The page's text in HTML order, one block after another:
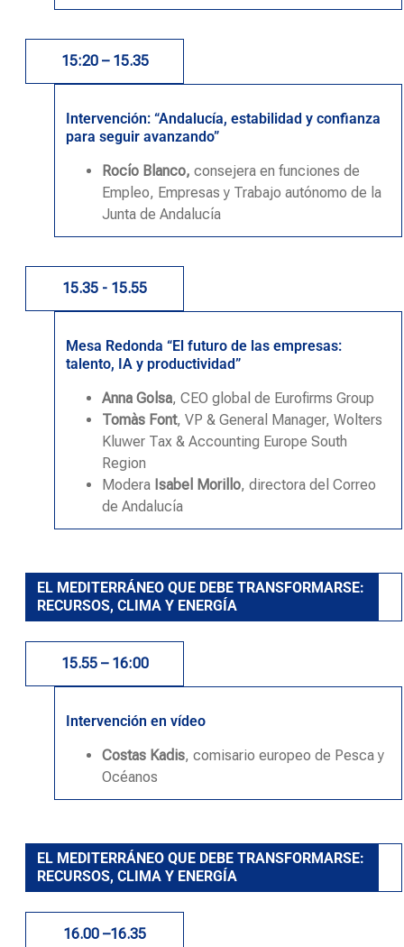
15:20 – 15.35
Intervención: “Andalucía, estabilidad y confianza
para seguir avanzando”
Rocío Blanco, consejera en funciones de
Empleo, Empresas y Trabajo autónomo de la
Junta de Andalucía
15.35 - 15.55
Mesa Redonda “El futuro de las empresas:
talento, IA y productividad”
Anna Golsa, CEO global de Eurofirms Group
Tomàs Font, VP & General Manager, Wolters
Kluwer Tax & Accounting Europe South
Region
Modera Isabel Morillo, directora del Correo
de Andalucía
EL MEDITERRÁNEO QUE DEBE TRANSFORMARSE:
RECURSOS, CLIMA Y ENERGÍA
15.55 – 16:00
Intervención en vídeo
Costas Kadis, comisario europeo de Pesca y
Océanos
EL MEDITERRÁNEO QUE DEBE TRANSFORMARSE:
RECURSOS, CLIMA Y ENERGÍA
16.00 –16.35